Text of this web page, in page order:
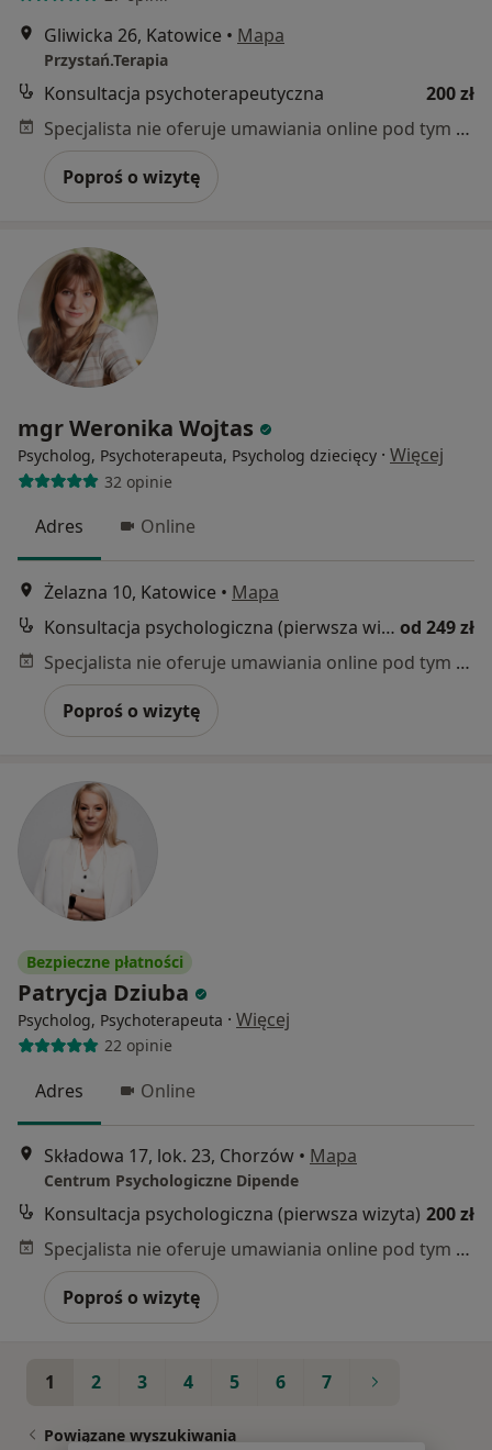
Gliwicka 26, Katowice • Mapa
Przystań.Terapia
Konsultacja psychoterapeutyczna
200 zł
Specjalista nie oferuje umawiania online pod tym adresem.
Poproś o wizytę
mgr Weronika Wojtas
Psycholog, Psychoterapeuta, Psycholog dziecięcy · Więcej
32 opinie
Adres Online
Żelazna 10, Katowice • Mapa
Konsultacja psychologiczna (pierwsza wizyta) od 249 zł
Specjalista nie oferuje umawiania online pod tym adresem.
Poproś o wizytę
Bezpieczne płatności
Patrycja Dziuba
Psycholog, Psychoterapeuta · Więcej
22 opinie
Adres Online
Składowa 17, lok. 23, Chorzów • Mapa
Centrum Psychologiczne Dipende
Konsultacja psychologiczna (pierwsza wizyta) 200 zł
Specjalista nie oferuje umawiania online pod tym adresem.
Poproś o wizytę
1 2 3 4 5 6 7
Powiązane wyszukiwania